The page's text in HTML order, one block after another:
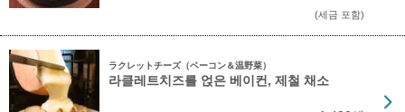
(세금 포함)
ラクレットチーズ（ベーコン＆温野菜）
라클레트치즈를 얹은 베이컨, 제철 채소